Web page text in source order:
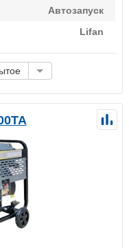
Автозапуск
Lifan